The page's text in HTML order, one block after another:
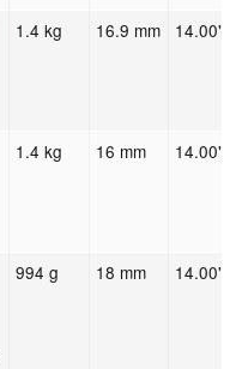
1.4 kg 16.9 mm 14.00"
1.4 kg 16 mm 14.00"
994 g 18 mm 14.00"